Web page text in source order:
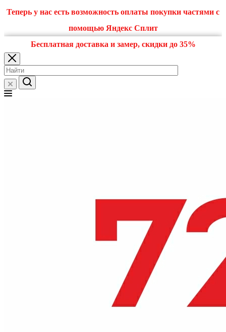
Теперь у нас есть возможность оплаты покупки частями с
помощью Яндекс Сплит
Бесплатная доставка и замер, скидки до 35%